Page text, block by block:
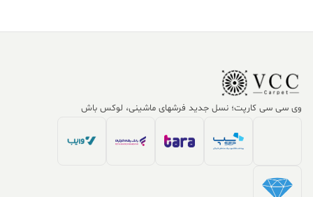
وی سی سی کارپت؛ نسل جدید فرشهای ماشینی، لوکس باش